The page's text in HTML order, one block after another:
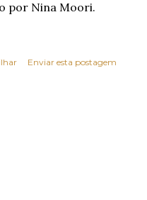
por Nina Moori.
Enviar esta postagem